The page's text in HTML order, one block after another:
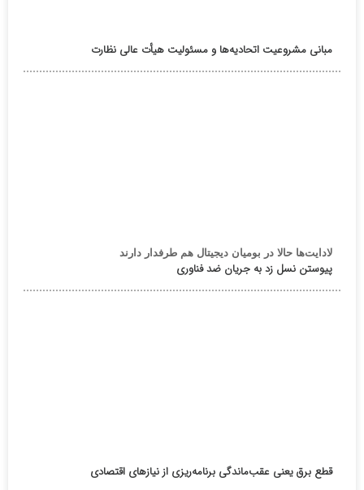
مبانی مشروعیت اتحادیه‌ها و مسئولیت هیأت عالی نظارت
لادایت‌ها حالا در بومیان دیجیتال هم طرفدار دارند
پیوستن نسل زد به جریان ضد فناوری
قطع برق یعنی عقب‌ماندگی برنامه‌ریزی از نیازهای اقتصادی